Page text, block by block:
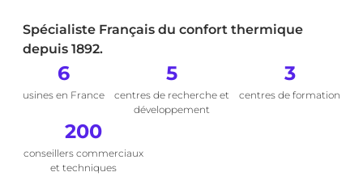
Spécialiste Français du confort thermique
depuis 1892.
6
usines en France
5
centres de recherche et
développement
3
centres de formation
200
conseillers commerciaux
et techniques